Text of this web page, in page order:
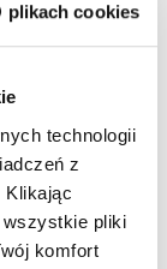
plikach cookies
technologii
z
Klikając
wszystkie pliki
komfort
zgodnie z
przekraczaj
wątpliwości